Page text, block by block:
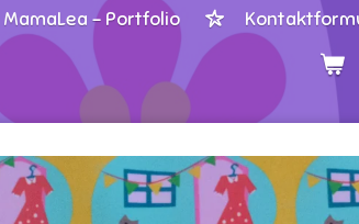
MamaLea - Portfolio